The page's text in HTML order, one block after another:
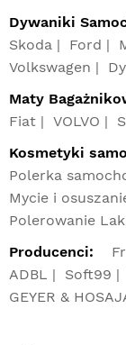
Dywaniki
Skoda
Ford
Volkswagen
Maty
Fiat
VOLVO
Kosmetyki
Polerka
Mycie i
Polerowanie
Producenci:
ADBL
Soft99
GEYER &